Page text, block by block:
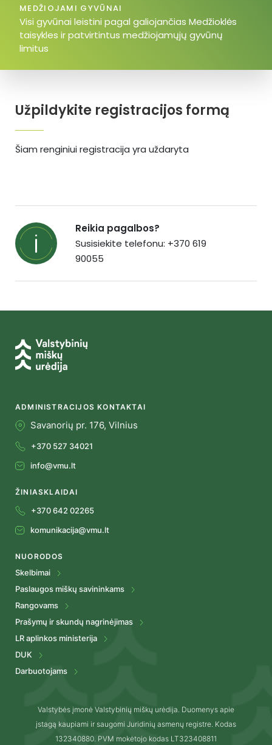
Užpildykite registracijos formą
Šiam renginiui registracija yra uždaryta
MEDŽIOJAMI GYVŪNAI
Visi gyvūnai leistini pagal galiojančias Medžioklės
taisykles ir patvirtintus medžiojamųjų gyvūnų
limitus
Reikia pagalbos?
Susisiekite telefonu: +370 619
90055
ADMINISTRACIJOS KONTAKTAI
Savanorių pr. 176, Vilnius
+370 527 34021
info@vmu.lt
ŽINIASKLAIDAI
+370 642 02265
komunikacija@vmu.lt
NUORODOS
Skelbimai
Paslaugos miškų savininkams
Rangovams
Prašymų ir skundų nagrinėjimas
LR aplinkos ministerija
DUK
Darbuotojams
Valstybės įmonė Valstybinių miškų urėdija. Duomenys apie
įstagą kaupiami ir saugomi Juridinių asmenų registre. Kodas
132340880. PVM mokėtojo kodas LT323408811